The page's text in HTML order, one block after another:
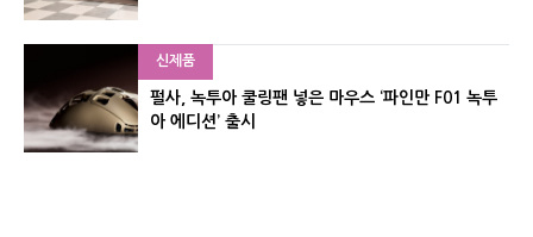
신제품
펄사, 녹투아 쿨링팬 넣은 마우스 ‘파인만 F01 녹투
아 에디션’ 출시